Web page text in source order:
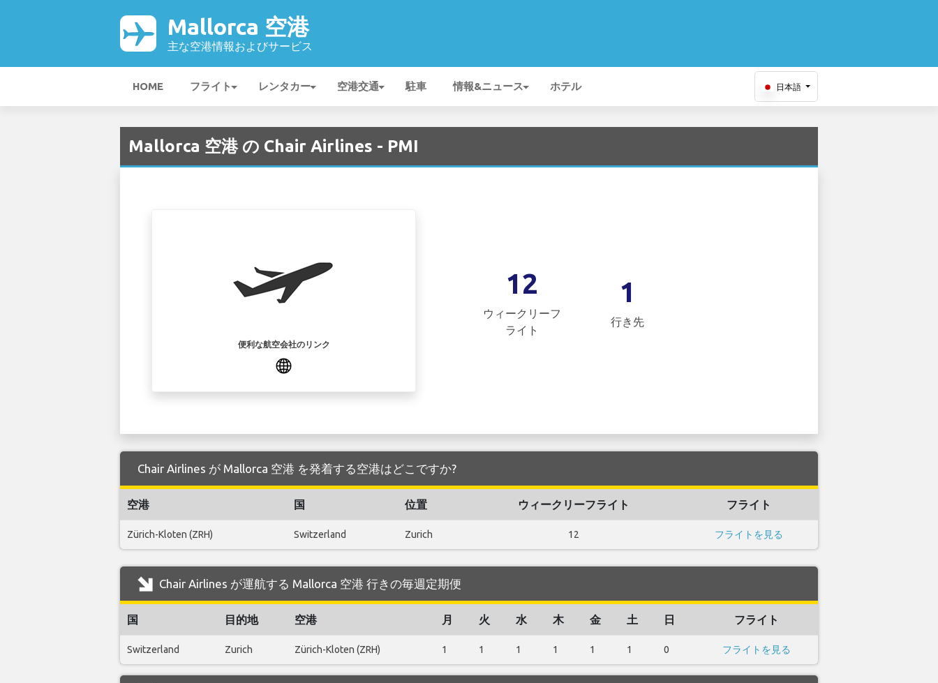
Mallorca 空港
主な空港情報およびサービス
HOME フライト レンタカー 空港交通 駐車 情報&ニュース ホテル 日本語
Mallorca 空港 の Chair Airlines - PMI
便利な航空会社のリンク
12
ウィークリーフ
ライト
1
行き先
Chair Airlines が Mallorca 空港 を発着する空港はどこですか?
空港 国 位置 ウィークリーフライト フライト
Zürich-Kloten (ZRH) Switzerland Zurich 12 フライトを見る
Chair Airlines が運航する Mallorca 空港 行きの毎週定期便
国 目的地 空港 月 火 水 木 金 土 日 フライト
Switzerland Zurich Zürich-Kloten (ZRH) 1 1 1 1 1 1 0 フライトを見る